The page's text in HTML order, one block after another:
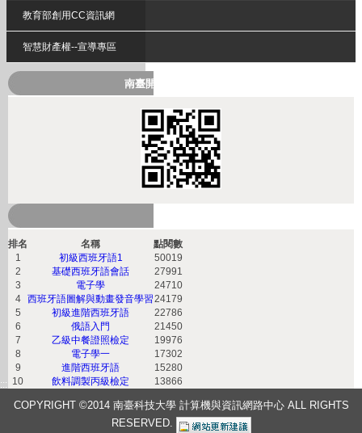
教育部創用CC資訊網
智慧財產權--宣導專區
南臺開放式課程QRcode
排名 名稱
點閱數
1
初級西班牙語1
50019
2
基礎西班牙語會話
27991
3
電子學
24710
4
西班牙語圖解與動畫發音學習24179
5
初級進階西班牙語
22786
6
俄語入門
21450
7
乙級中餐證照檢定
19976
8
電子學一
17302
9
進階西班牙語
15280
10
飲料調製丙級檢定 13866
:::
COPYRIGHT ©2014 南臺科技大學 計算機與資訊網路中心 ALL RIGHTS
RESERVED.